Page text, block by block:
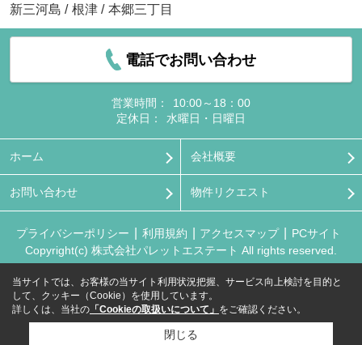
新三河島 / 根津 / 本郷三丁目
電話でお問い合わせ
営業時間：
10:00～18：00
定休日：
水曜日・日曜日
ホーム 会社概要
お問い合わせ 物件リクエスト
プライバシーポリシー 利用規約 アクセスマップ
PCサイト
Copyright(c) 株式会社パレットエステート All rights reserved.
当サイトでは、お客様の当サイト利用状況把握、サービス向上検討を目的と
して、クッキー（Cookie）を使用しています。
詳しくは、当社の 「Cookieの取扱いについて」 をご確認ください。
閉じる